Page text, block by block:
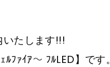
たします!!!
ﾌｧｲｱ～ ﾌﾙLED】です。